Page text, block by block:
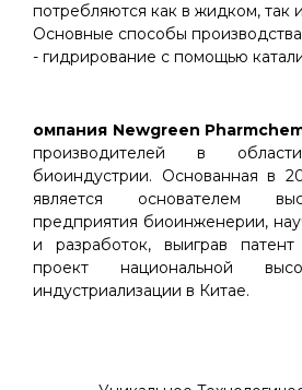
потребляются как в жидком, так
Основные способы
- гидрирование с помощью
омпания Newgreen
производителей в
биоиндустрии. Основанная в
является основателем
предприятия биоинженерии,
и разработок, выиграв патент
проект национальной
индустриализации в Китае.